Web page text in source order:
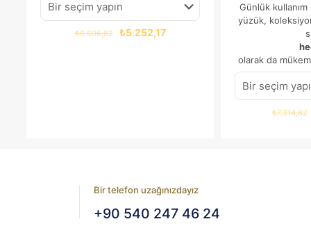
₺6.606,82
Orijinal
₺5.252,17Şu
Günlük
yüzük,
olarak da
₺7.314,82
Bir telefon uzağınızdayız
+90 540 247 46 24